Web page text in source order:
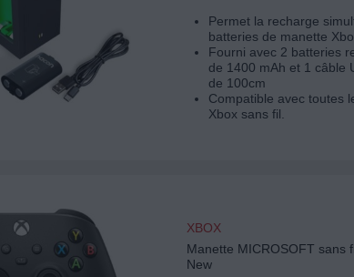
Permet la recharge
batteries de manette
Fourni avec 2 batteries
de 1400 mAh et 1 câble
de 100cm
Compatible avec toutes
Xbox sans fil.
XBOX
Manette MICROSOFT sans
New